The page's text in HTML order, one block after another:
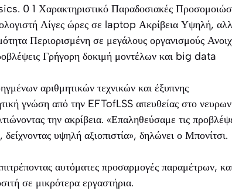
. 0 1 Χαρακτηριστικό Παραδοσιακές
Λίγες ώρες σε laptop Ακρίβεια Υψηλή,
Περιορισμένη σε μεγάλους οργανισμούς
Γρήγορη δοκιμή μοντέλων και big data
αριθμητικών τεχνικών και έξυπνης
γνώση από την EFTofLSS απευθείας στο
την ακρίβεια. «Επαληθεύσαμε τις
υψηλή αξιοπιστία», δηλώνει ο Μπονίτσι.
αυτόματες προσαρμογές παραμέτρων,
σε μικρότερα εργαστήρια.